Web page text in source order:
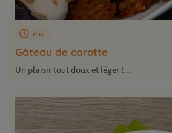
Gâteau de carotte
min
Un plaisir tout doux et léger !...